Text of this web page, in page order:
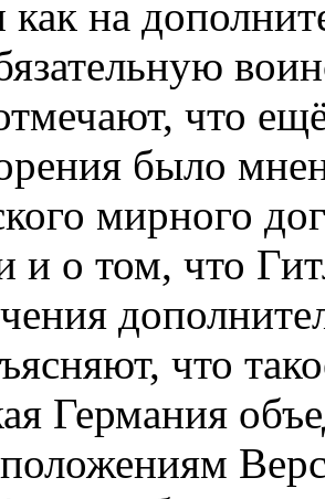
на
что
было
мирного
и о том, что
что
Германия